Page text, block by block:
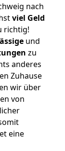
nach
viel Geld
richtig!
und
zu
anderes
Zuhause
wir über
von
eine